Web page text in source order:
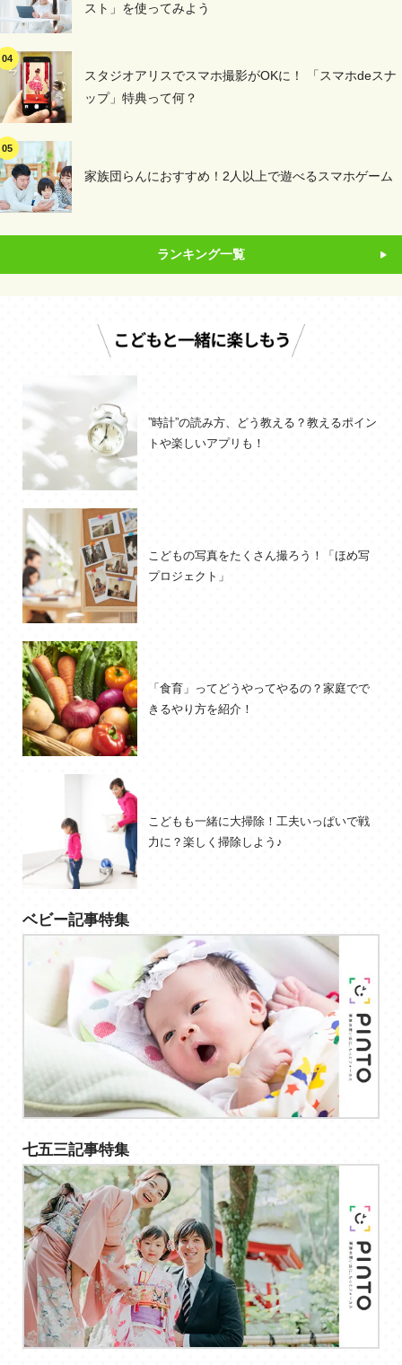
スト」を使ってみよう
スタジオアリスでスマホ撮影がOKに！ 「スマホdeスナ
ップ」特典って何？
家族団らんにおすすめ！2人以上で遊べるスマホゲーム
ランキング一覧
”時計”の読み方、どう教える？教えるポイン
トや楽しいアプリも！
こどもの写真をたくさん撮ろう！「ほめ写
プロジェクト」
「食育」ってどうやってやるの？家庭でで
きるやり方を紹介！
こどもも一緒に大掃除！工夫いっぱいで戦
力に？楽しく掃除しよう♪
ベビー記事特集
七五三記事特集